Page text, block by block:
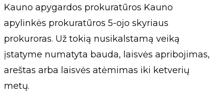
Kauno apygardos prokuratūros Kauno
apylinkės prokuratūros 5-ojo skyriaus
prokuroras. Už tokią nusikalstamą veiką
įstatyme numatyta bauda, laisvės apribojimas,
areštas arba laisvės atėmimas iki ketverių
metų.